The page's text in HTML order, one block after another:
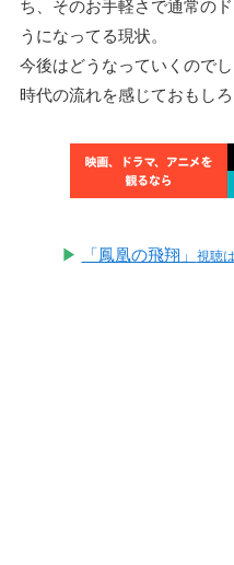
ち、そのお手軽さで通常の
うになってる現状。
今後はどうなっていくので
時代の流れを感じておもしろ
▶ 「鳳凰の飛翔」 視聴